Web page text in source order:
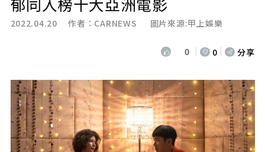
2022.04.20 作者： CARNEWS 圖片來源:甲上娛樂
0 0 分享